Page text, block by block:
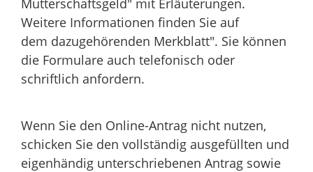
Weitere Informationen finden Sie auf
dem dazugehörenden Merkblatt". Sie können
die Formulare auch telefonisch oder
schriftlich anfordern.
Wenn Sie den Online-Antrag nicht nutzen,
schicken Sie den vollständig ausgefüllten und
eigenhändig unterschriebenen Antrag sowie